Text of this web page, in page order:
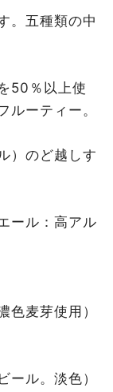
。五種類の中
50％以上使
ルーティー。
）のど越しす
ール：高アル
色麦芽使用）
ール。淡色）